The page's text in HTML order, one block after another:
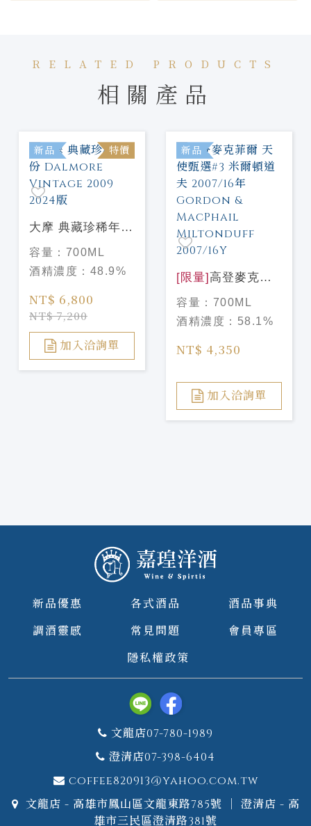
RELATED PRODUCTS
相關產品
新品 特價
大摩 典藏珍稀年份
Dalmore Vintage
2009 2024版
容量： 700ML
酒精濃度： 48.9%
NT$ 6,800
NT$ 7,200
加入洽詢單
新品
[限量] 高登麥克菲
爾 天使甄選#3 米
爾頓道夫 2007/16
年 Gordon &
MacPhail
容量： 700ML
酒精濃度： 58.1%
NT$ 4,350
加入洽詢單
新品優惠 各式酒品
酒品事典
調酒靈感
常見問題
會員專區
隱私權政策
文龍店07-780-1989
澄清店07-398-6404
coffee820913@yahoo.com.tw
文龍店 - 高雄市鳳山區文龍東路785號 ｜ 澄清店 - 高
雄市三民區澄清路381號